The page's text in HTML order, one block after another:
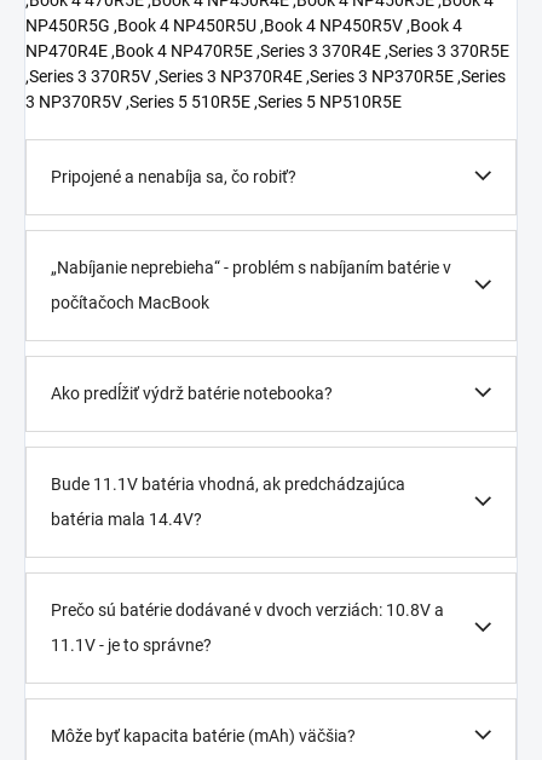
NP450R5G ,Book 4 NP450R5U ,Book 4 NP450R5V ,Book 4
NP470R4E ,Book 4 NP470R5E ,Series 3 370R4E ,Series 3 370R5E
,Series 3 370R5V ,Series 3 NP370R4E ,Series 3 NP370R5E ,Series
3 NP370R5V ,Series 5 510R5E ,Series 5 NP510R5E
Pripojené a nenabíja sa, čo robiť?
„Nabíjanie neprebieha“ - problém s nabíjaním batérie v
počítačoch MacBook
Ako predĺžiť výdrž batérie notebooka?
Bude 11.1V batéria vhodná, ak predchádzajúca
batéria mala 14.4V?
Prečo sú batérie dodávané v dvoch verziách: 10.8V a
11.1V - je to správne?
Môže byť kapacita batérie (mAh) väčšia?